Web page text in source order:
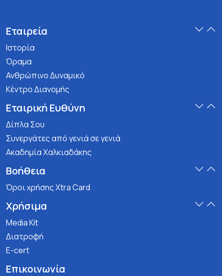
Εταιρεία
Ιστορία
Όραμα
Ανθρώπινο Δυναμικό
Κέντρο Διανομής
Εταιρική Ευθύνη
Δίπλα Σου
Συνεργάτες από γενιά σε γενιά
Ακαδημία Χαλκιαδάκης
Βοήθεια
Όροι χρήσης Xtra Card
Χρήσιμα
Media Kit
Διατροφή
E-cert
Επικοινωνία